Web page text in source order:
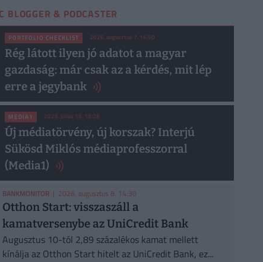
BLOGGER & PODCASTER
PORTFOLIO CHECKLIST 2026. augusztus 7. 16:50
Rég látott ilyen jó adatot a magyar
gazdaság: már csak az a kérdés, mit lép
erre a jegybank
MEDIA1 2026. július 16. 18:28
Új médiatörvény, új korszak? Interjú
Sükösd Miklós médiaprofesszorral
(Media1)
BANKMONITOR| 2026. augusztus 8. 14:30
Otthon Start: visszaszáll a
kamatversenybe az UniCredit Bank
Augusztus 10-tól 2,89 százalékos kamat mellett
kínálja az Otthon Start hitelt az UniCredit Bank, ez...